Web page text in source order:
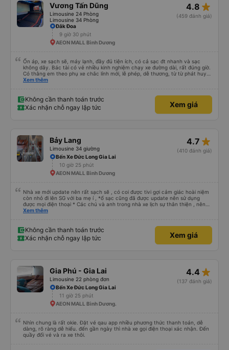
Vương Tấn Dũng
Limousine 24 Phòng
Limousine 34 Phòng
4.8 star_rate
(459 đánh giá)
Đắk Đoa
9 giờ 30 phút
AEON MALL Bình Dương
Ổn áp, xe sạch sẽ, máy lạnh, đầy đủ tiện ích, có cả sạc đt nhanh và sạc
không dây. Bác tài có vẻ nhiều kinh nghiệm chạy xe đường dài, rất đúng giờ.
Có thằng em theo phụ xe chắc lính mới, lễ phép, dễ thương, từ từ phát huy
nhé em trai. 😊
Xem thêm
Không cần thanh toán trước
Xác nhận chỗ ngay lập tức
Xem giá
Bảy Lang
Limousine 34 giường
4.7 star_rate
(410 đánh giá)
Bến Xe Đức Long Gia Lai
10 giờ 25 phút
AEON MALL Bình Dương
Nhà xe mới update nên rất sạch sẽ , có coi được tivi gợi cảm giác hoài niệm
còn nhỏ đi lên SG với ba mẹ í , *ổ sạc cũng đã được update nên sử dụng
được mọi điện thoại * Các chú và anh trong nhà xe lịch sự thân thiện , nên
các bạn yên tâm , giá còn phù hợp nữa nói chung oki la ngen , ai có nhu cầu
Xem thêm
Không cần thanh toán trước
Xác nhận chỗ ngay lập tức
Xem giá
Gia Phú - Gia Lai
Limousine 22 phòng đơn
4.4 star_rate
(137 đánh giá)
Bến Xe Đức Long Gia Lai
11 giờ 25 phút
AEON MALL Bình Dương.
Nhìn chung là rất okie. Đặt vé qau app nhiều phương thức thanh toán, dễ
dàng, rõ ràng dễ hiểu. đến gần ngày thì nhà xe gọi điện thoại xác nhận. Đến
quầy đổi vé và ra xe thôi.